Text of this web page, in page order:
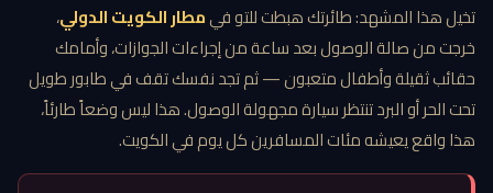
تخيل هذا المشهد: طائرتك هبطت للتو فيمطار الكويت الدولي،
خرجت من صالة الوصول بعد ساعة من إجراءات الجوازات، وأمامك
حقائب ثقيلة وأطفال متعبون — ثم تجد نفسك تقف في طابور طويل
تحت الحر أو البرد تنتظر سيارة مجهولة الوصول. هذا ليس وضعاً طارئاً،
هذا واقع يعيشه مئات المسافرين كل يوم في الكويت.